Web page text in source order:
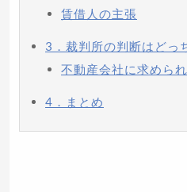
賃借人の主張
3．裁判所の判断はどっ
不動産会社に求めら
4．まとめ